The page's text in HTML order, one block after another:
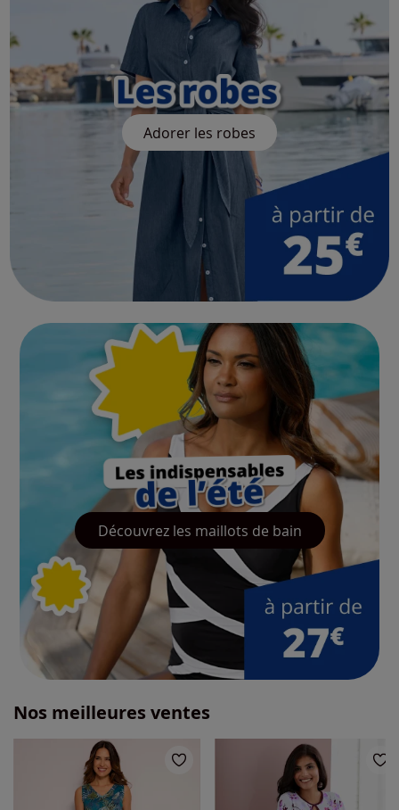
Adorer les robes
Découvrez les maillots de bain
Nos meilleures ventes